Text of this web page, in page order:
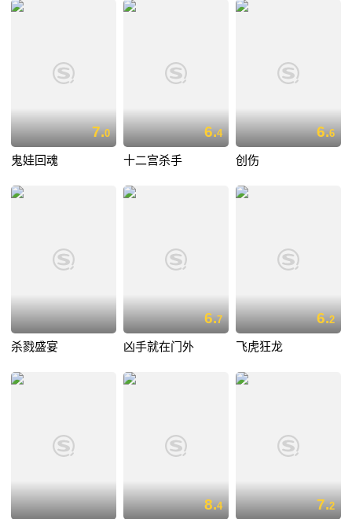
7.0
鬼娃回魂
6.4
十二宫杀手
6.6
创伤
杀戮盛宴
6.7
凶手就在门外
6.2
飞虎狂龙
8.4 7.2